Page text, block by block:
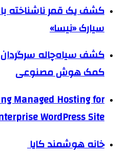
کشف یک قمر ناشناخته
سیارک «نیسا»
کشف سیاه‌چاله سرگردان
کمک هوش مصنوعی
Managed Hosting for
WordPress Site
خانه هوشمند کایا